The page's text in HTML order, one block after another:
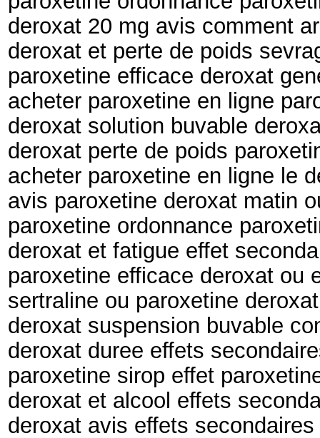
deroxat 20 mg avis comment
deroxat et perte de poids
paroxetine efficace deroxat
acheter paroxetine en ligne
deroxat solution buvable
deroxat perte de poids
acheter paroxetine en ligne le
avis paroxetine deroxat matin
paroxetine ordonnance
deroxat et fatigue effet
paroxetine efficace deroxat ou
sertraline ou paroxetine
deroxat suspension buvable
deroxat duree effets
paroxetine sirop effet
deroxat et alcool effets
deroxat avis effets